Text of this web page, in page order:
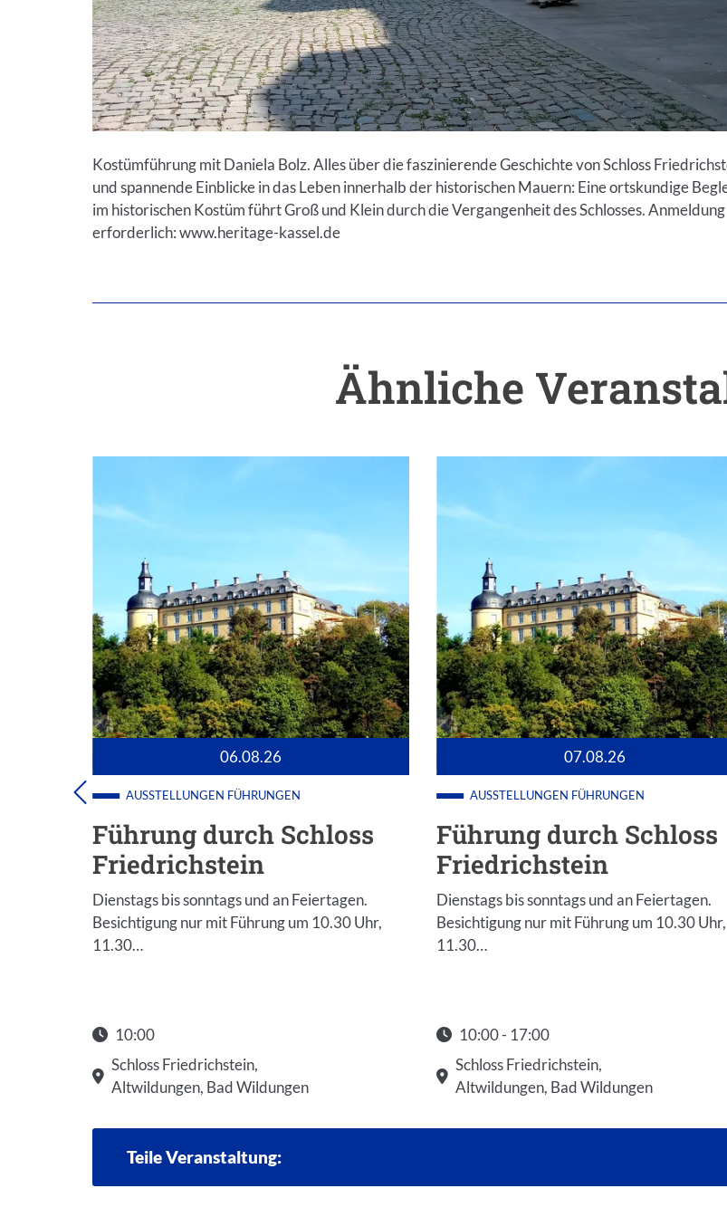
Kostümführung mit Daniela Bolz. Alles über die faszinierende Geschichte von Schloss
und spannende Einblicke in das Leben innerhalb der historischen Mauern: Eine ortskundige
im historischen Kostüm führt Groß und Klein durch die Vergangenheit des Schlosses. Anmeldung
erforderlich: www.heritage-kassel.de
Ähnliche
06.08.26
AUSSTELLUNGEN FÜHRUNGEN
Führung durch Schloss
Friedrichstein
Dienstags bis sonntags und an Feiertagen.
Besichtigung nur mit Führung um 10.30 Uhr,
11.30…
10:00
Schloss Friedrichstein,
Altwildungen, Bad Wildungen
07.08.26
AUSSTELLUNGEN FÜHRUNGEN
Führung durch Schloss
Friedrichstein
Dienstags bis sonntags und an Feiertagen.
Besichtigung nur mit Führung um 10.30 Uhr,
11.30…
10:00 - 17:00
Startzeit: 10:00
Schloss Friedrichstein,
Altwildungen, Bad Wildungen
Teile Veranstaltung: